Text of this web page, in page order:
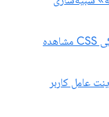
وضعیت خط پایه را در راهنمای ابزار ویژگی CSS مشاهده
عامل کاربر